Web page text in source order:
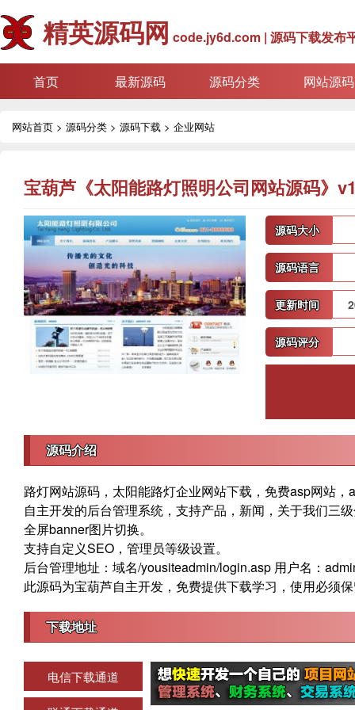
精英源码网 code.jy6d.com | 源码下载发布
首页 最新源码 源码分类 网站源码
网站首页 > 源码分类 > 源码下载 > 企业网站
宝葫芦《太阳能路灯照明公司网站源码》
源码大小
源码语言
更新时间
源码评分
源码介绍
路灯网站源码，太阳能路灯企业网站下载，免费asp网站，
自主开发的后台管理系统，支持产品，新闻，关于我们三
全屏banner图片切换。
支持自定义SEO，管理员等级设置。
后台管理地址：域名/yousiteadmin/login.asp 用户名：
此源码为宝葫芦自主开发，免费提供下载学习，使用必须
下载地址
电信下载通道